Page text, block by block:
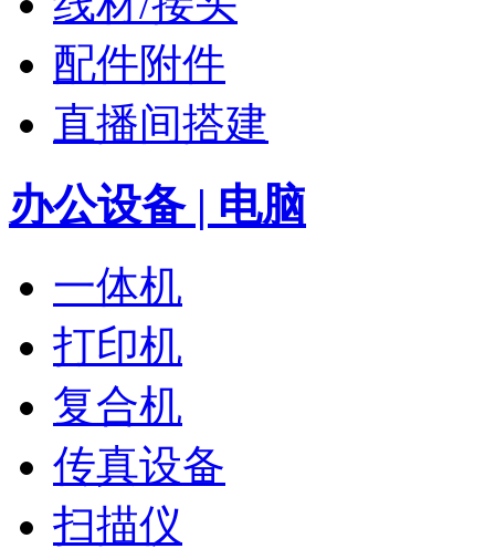
配件附件
直播间搭建
办公设备 | 电脑
一体机
打印机
复合机
传真设备
扫描仪